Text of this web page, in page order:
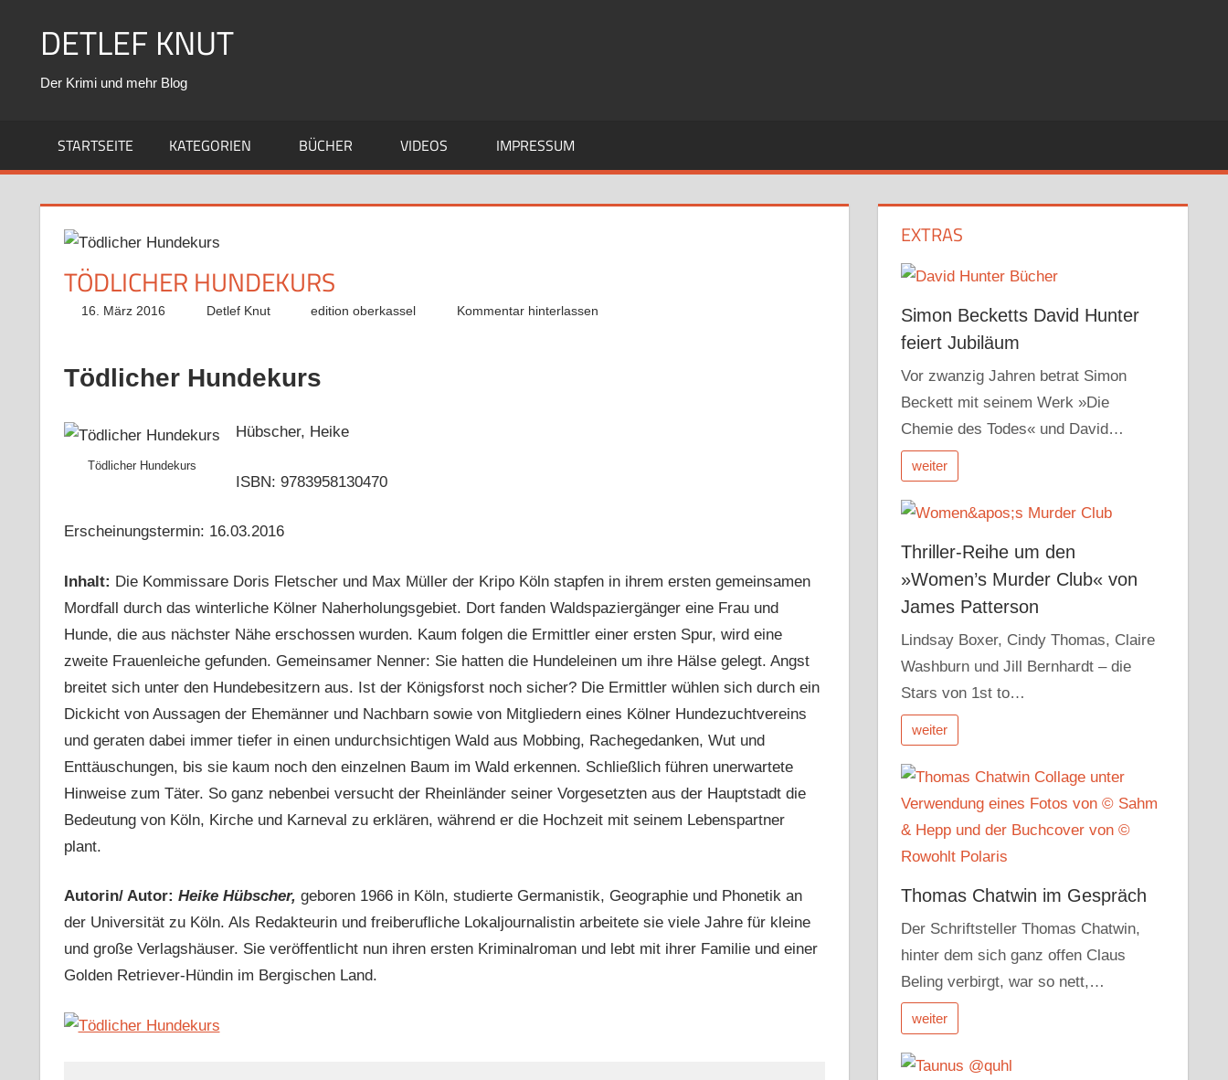
DETLEF KNUT
Der Krimi und mehr Blog
STARTSEITE KATEGORIEN BÜCHER VIDEOS IMPRESSUM
TÖDLICHER HUNDEKURS
16. März 2016 Detlef Knut edition oberkassel Kommentar hinterlassen
Tödlicher Hundekurs
Tödlicher Hundekurs
Hübscher, Heike
ISBN: 9783958130470
Erscheinungstermin: 16.03.2016
Inhalt: Die Kommissare Doris Fletscher und Max Müller der Kripo Köln stapfen in ihrem ersten gemeinsamen
Mordfall durch das winterliche Kölner Naherholungsgebiet. Dort fanden Waldspaziergänger eine Frau und
Hunde, die aus nächster Nähe erschossen wurden. Kaum folgen die Ermittler einer ersten Spur, wird eine
zweite Frauenleiche gefunden. Gemeinsamer Nenner: Sie hatten die Hundeleinen um ihre Hälse gelegt. Angst
breitet sich unter den Hundebesitzern aus. Ist der Königsforst noch sicher? Die Ermittler wühlen sich durch ein
Dickicht von Aussagen der Ehemänner und Nachbarn sowie von Mitgliedern eines Kölner Hundezuchtvereins
und geraten dabei immer tiefer in einen undurchsichtigen Wald aus Mobbing, Rachegedanken, Wut und
Enttäuschungen, bis sie kaum noch den einzelnen Baum im Wald erkennen. Schließlich führen unerwartete
Hinweise zum Täter. So ganz nebenbei versucht der Rheinländer seiner Vorgesetzten aus der Hauptstadt die
Bedeutung von Köln, Kirche und Karneval zu erklären, während er die Hochzeit mit seinem Lebenspartner
plant.
Autorin/ Autor: Heike Hübscher, geboren 1966 in Köln, studierte Germanistik, Geographie und Phonetik an
der Universität zu Köln. Als Redakteurin und freiberufliche Lokaljournalistin arbeitete sie viele Jahre für kleine
und große Verlagshäuser. Sie veröffentlicht nun ihren ersten Kriminalroman und lebt mit ihrer Familie und einer
Golden Retriever-Hündin im Bergischen Land.
EXTRAS
Simon Becketts David Hunter
feiert Jubiläum
Vor zwanzig Jahren betrat Simon
Beckett mit seinem Werk »Die
Chemie des Todes« und David…
weiter
Thriller-Reihe um den
»Women’s Murder Club« von
James Patterson
Lindsay Boxer, Cindy Thomas, Claire
Washburn und Jill Bernhardt – die
Stars von 1st to…
weiter
Thomas Chatwin im Gespräch
Der Schriftsteller Thomas Chatwin,
hinter dem sich ganz offen Claus
Beling verbirgt, war so nett,…
weiter